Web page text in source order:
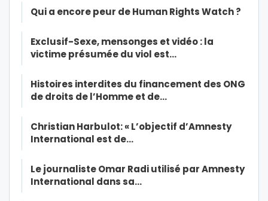
Qui a encore peur de Human Rights Watch ?
Exclusif-Sexe, mensonges et vidéo : la
victime présumée du viol est…
Histoires interdites du financement des ONG
de droits de l’Homme et de…
Christian Harbulot: « L’objectif d’Amnesty
International est de…
Le journaliste Omar Radi utilisé par Amnesty
International dans sa…